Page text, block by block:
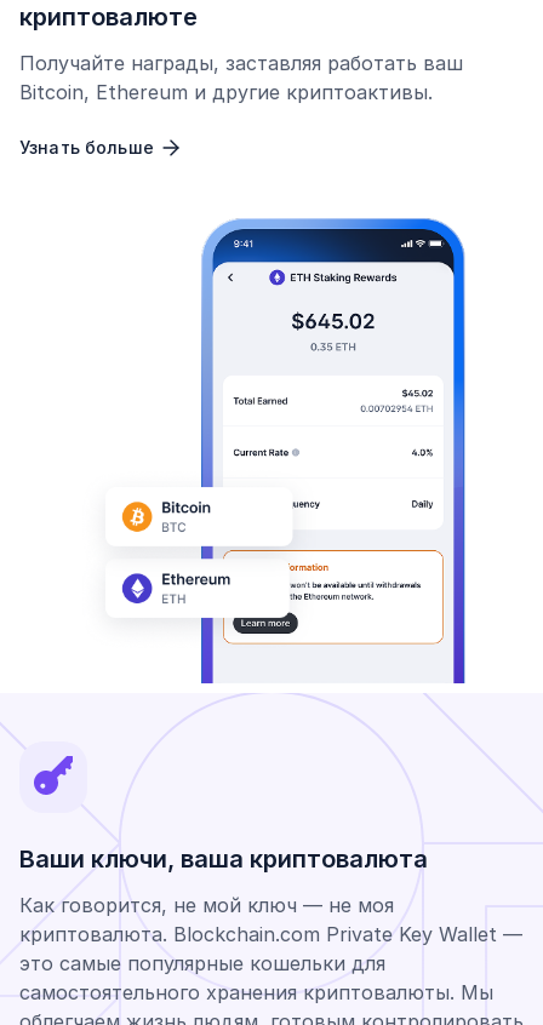
криптовалюте
Получайте награды, заставляя работать ваш
Bitcoin, Ethereum и другие криптоактивы.
Узнать больше
Ваши ключи, ваша криптовалюта
Как говорится, не мой ключ — не моя
криптовалюта. Blockchain.com Private Key Wallet —
это самые популярные кошельки для
самостоятельного хранения криптовалюты. Мы